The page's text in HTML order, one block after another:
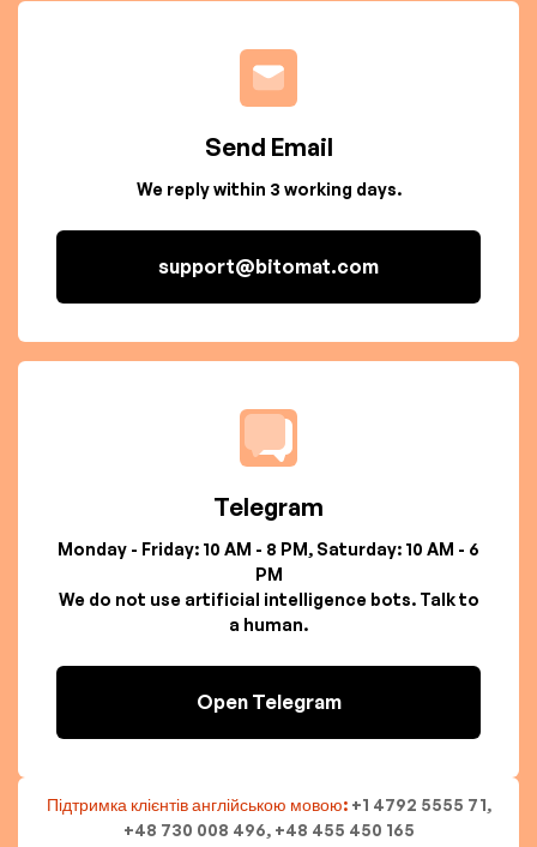
Send Email
We reply within 3 working days.
support@bitomat.com
Telegram
Monday - Friday: 10 AM - 8 PM, Saturday: 10 AM - 6
PM
We do not use artificial intelligence bots. Talk to
a human.
Open Telegram
Підтримка клієнтів англійською мовою: +1 4792 5555 71,
+48 730 008 496, +48 455 450 165